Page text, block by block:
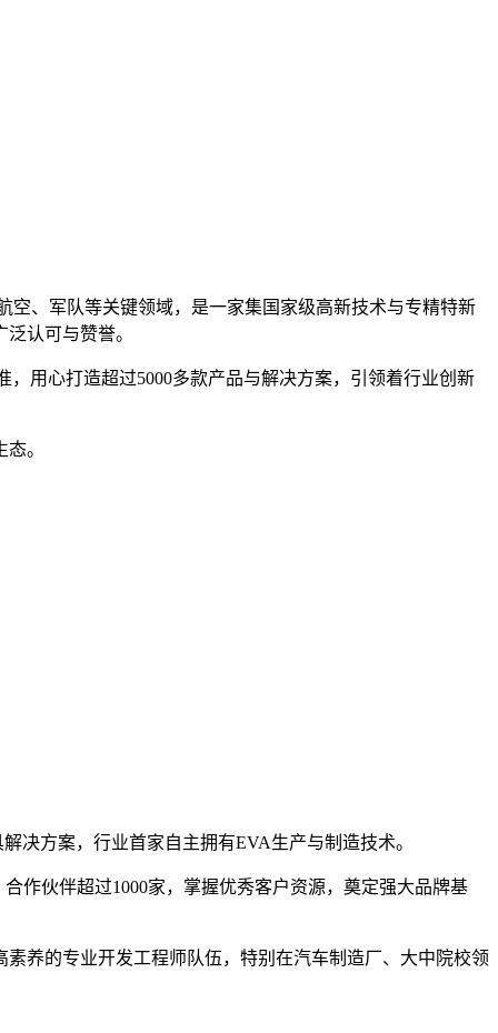
空、军队等关键领域，是一家集国家级高新技术与专精特新
认可与赞誉。
用心打造超过5000多款产品与解决方案，引领着行业创新
。
决方案，行业首家自主拥有EVA生产与制造技术。
作伙伴超过1000家，掌握优秀客户资源，奠定强大品牌基
养的专业开发工程师队伍，特别在汽车制造厂、大中院校领